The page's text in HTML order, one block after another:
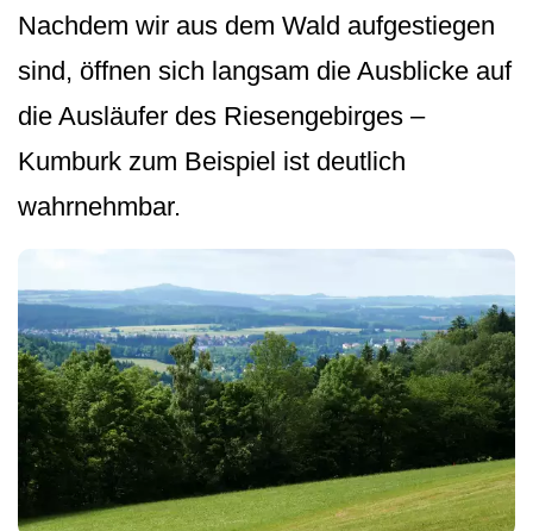
Nachdem wir aus dem Wald aufgestiegen
sind, öffnen sich langsam die Ausblicke auf
die Ausläufer des Riesengebirges –
Kumburk zum Beispiel ist deutlich
wahrnehmbar.